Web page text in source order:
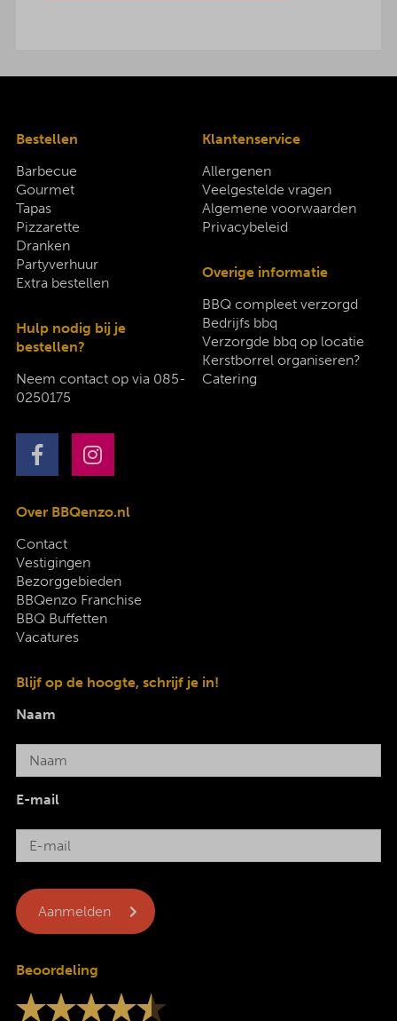
Bestellen
Barbecue
Gourmet
Tapas
Pizzarette
Dranken
Partyverhuur
Extra bestellen
Hulp nodig bij je
bestellen?
Neem contact op via 085-
0250175
Klantenservice
Allergenen
Veelgestelde vragen
Algemene voorwaarden
Privacybeleid
Overige informatie
BBQ compleet verzorgd
Bedrijfs bbq
Verzorgde bbq op locatie
Kerstborrel organiseren?
Catering
Over BBQenzo.nl
Contact
Vestigingen
Bezorggebieden
BBQenzo Franchise
BBQ Buffetten
Vacatures
Blijf op de hoogte, schrijf je in!
Naam
E-mail
Beoordeling